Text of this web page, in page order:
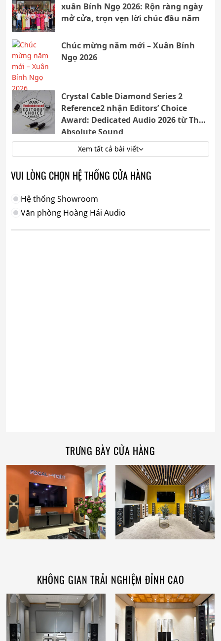
xuân Bính Ngọ 2026: Rộn ràng ngày
mở cửa, trọn vẹn lời chúc đầu năm
Chúc mừng năm mới – Xuân Bính
Ngọ 2026
Crystal Cable Diamond Series 2
Reference2 nhận Editors’ Choice
Award: Dedicated Audio 2026 từ The
Absolute Sound
Xem tất cả bài viết
VUI LÒNG CHỌN HỆ THỐNG CỬA HÀNG
Hệ thống Showroom
Văn phòng Hoàng Hải Audio
TRƯNG BÀY CỬA HÀNG
KHÔNG GIAN TRẢI NGHIỆM ĐỈNH CAO